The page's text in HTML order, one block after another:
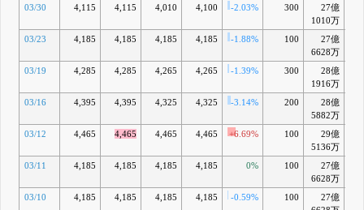
03/30 4,115 4,115 4,010 4,100 -2.03% 300
27億
1010万
03/23 4,185 4,185 4,185 4,185 -1.88% 100
27億
6628万
03/19 4,285 4,285 4,265 4,265 -1.39% 300
28億
1916万
03/16 4,395 4,395 4,325 4,325 -3.14% 200
28億
5882万
03/12 4,465 4,465 4,465 4,465 +6.69% 100
29億
5136万
03/11 4,185 4,185 4,185 4,185 0% 100
27億
6628万
03/10 4,185 4,185 4,185 4,185 -0.59% 100
27億